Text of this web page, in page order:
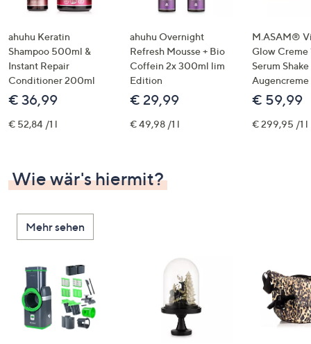
ahuhu Keratin
Shampoo 500ml &
Instant Repair
Conditioner 200ml
€ 36,99
€ 52,84 /1 l
ahuhu Overnight
Refresh Mousse + Bio
Coffein 2x 300ml lim
Edition
€ 29,99
€ 49,98 /1 l
M.ASAM®
Glow Creme
Serum
€ 59,99
€ 299,95 /1 l
Wie wär's hiermit?
Mehr sehen